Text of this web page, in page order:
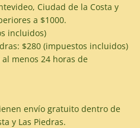
Ciudad de la Costa y
a $1000.
incluidos)
$280 (impuestos incluidos)
menos 24 horas de
envío gratuito dentro de
y Las Piedras.